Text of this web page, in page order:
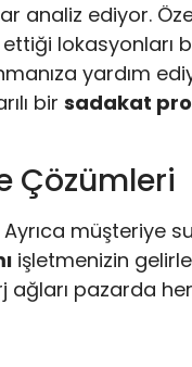
analiz ediyor.
lokasyonları
yardım
bir sadakat
Çözümleri
müşteriye
işletmenizin
pazarda